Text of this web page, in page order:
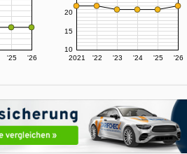
'25 '26 2021 '22 '23 '24 '25 '26
10
15
20